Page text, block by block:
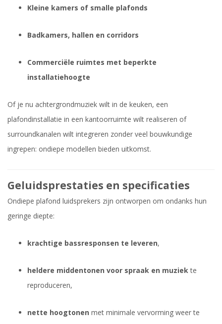
Kleine kamers of smalle plafonds
Badkamers, hallen en corridors
Commerciële ruimtes met beperkte
installatiehoogte
Of je nu achtergrondmuziek wilt in de keuken, een
plafondinstallatie in een kantoorruimte wilt realiseren of
surroundkanalen wilt integreren zonder veel bouwkundige
ingrepen: ondiepe modellen bieden uitkomst.
Geluidsprestaties en specificaties
Ondiepe plafond luidsprekers zijn ontworpen om ondanks hun
geringe diepte:
krachtige bassresponsen te leveren,
heldere middentonen voor spraak en muziekte
reproduceren,
nette hoogtonen met minimale vervorming weer te